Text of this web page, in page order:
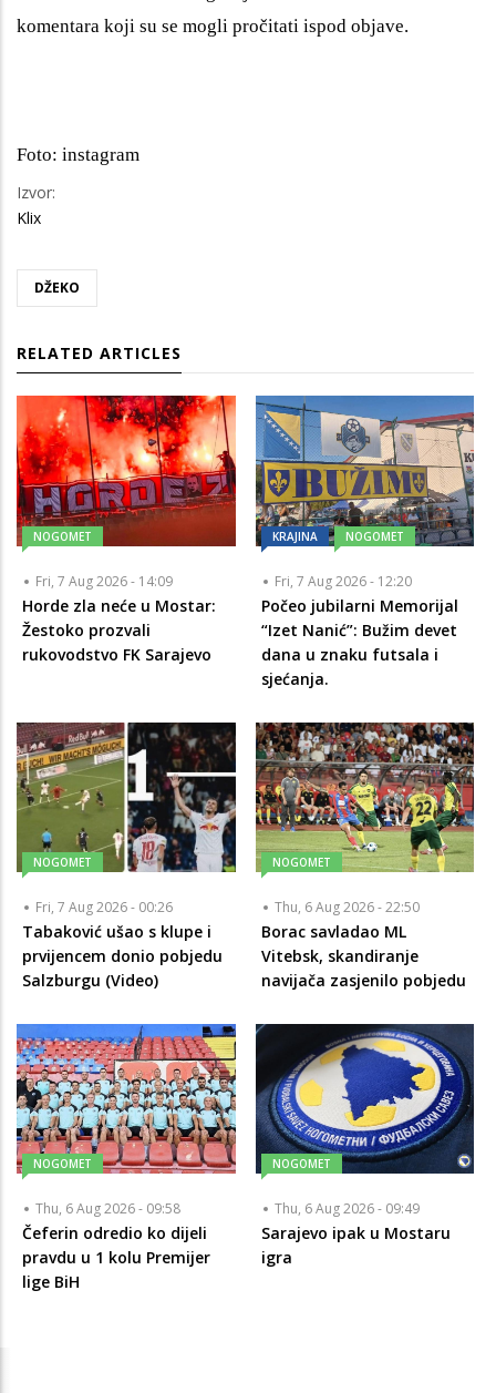
komentara koji su se mogli pročitati ispod objave.
Foto: instagram
Izvor:
Klix
DŽEKO
RELATED ARTICLES
NOGOMET
Fri, 7 Aug 2026 - 14:09
Horde zla neće u Mostar:
Žestoko prozvali
rukovodstvo FK Sarajevo
KRAJINA NOGOMET
Fri, 7 Aug 2026 - 12:20
Počeo jubilarni Memorijal
“Izet Nanić”: Bužim devet
dana u znaku futsala i
sjećanja.
NOGOMET
Fri, 7 Aug 2026 - 00:26
Tabaković ušao s klupe i
prvijencem donio pobjedu
Salzburgu (Video)
NOGOMET
Thu, 6 Aug 2026 - 22:50
Borac savladao ML
Vitebsk, skandiranje
navijača zasjenilo pobjedu
NOGOMET
Thu, 6 Aug 2026 - 09:58
Čeferin odredio ko dijeli
pravdu u 1 kolu Premijer
lige BiH
NOGOMET
Thu, 6 Aug 2026 - 09:49
Sarajevo ipak u Mostaru
igra